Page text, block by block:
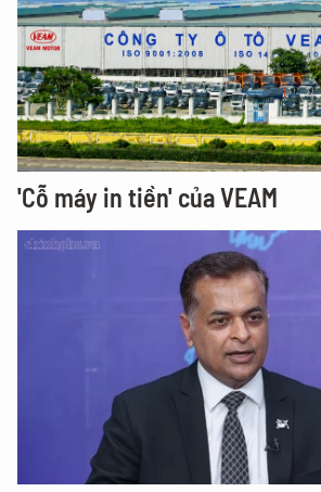
'Cỗ máy in tiền' của VEAM